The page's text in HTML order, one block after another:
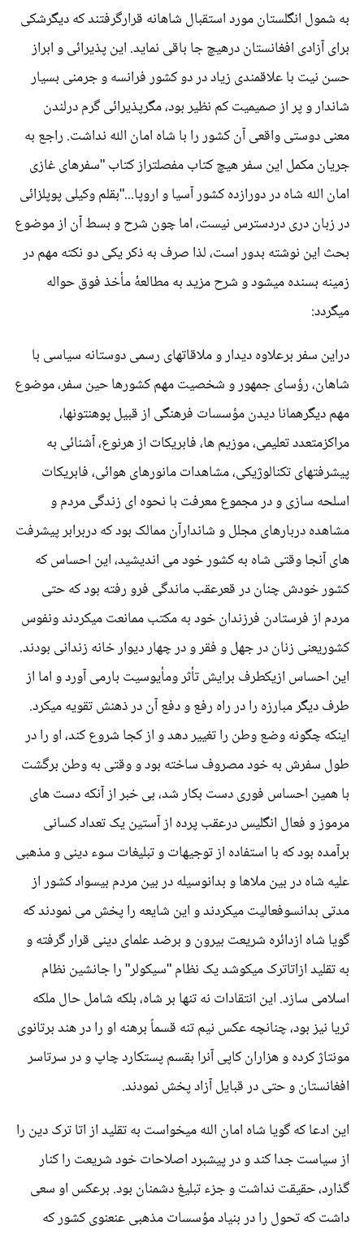
به شمول انگلستان مورد استقبال شاهانه قرارگرفتند که دیگرشکی
برای آزادی افغانستان درهیچ جا باقی نماید. این پذیرائی و ابراز
حسن نیت با علاقمندی زیاد در دو کشور فرانسه و جرمنی بسیار
شاندار و پر از صمیمیت کم نظیر بود، مگرپذیرائی گرم درلندن
معنی دوستی واقعی آن کشور را با شاه امان الله نداشت. راجع به
جریان مکمل این سفر هیچ کتاب مفصلتراز کتاب "سفرهای غازی
امان الله شاه در دورازده کشور آسیا و اروپا..."بقلم وکیلی پوپلزائی
در زبان دری دردسترس نیست، اما چون شرح و بسط آن از موضوع
بحث این نوشته بدور است، لذا صرف به ذکر یکی دو نکته مهم در
زمینه بسنده میشود و شرح مزید به مطالعۀ مأخذ فوق حواله
میگردد:
دراین سفر برعلاوه دیدار و ملاقاتهای رسمی دوستانه سیاسی با
شاهان، رؤسای جمهور و شخصیت مهم کشورها حین سفر، موضوع
مهم دیگرهمانا دیدن مؤسسات فرهنگی از قبیل پوهنتونها،
مراکزمتعدد تعلیمی، موزیم ها، فابریکات از هرنوع، آشنائی به
پیشرفتهای تکنالوژیکی، مشاهدات مانورهای هوائی، فابریکات
اسلحه سازی و در مجموع معرفت با نحوه ای زندگی مردم و
مشاهده دربارهای مجلل و شاندارآن ممالک بود که دربرابر پیشرفت
های آنجا وقتی شاه به کشور خود می اندیشید، این احساس که
کشور خودش چنان در قعرعقب ماندگی فرو رفته بود که حتی
مردم از فرستادن فرزندان خود به مکتب ممانعت میکردند ونفوس
کشوریعنی زنان در جهل و فقر و در چهار دیوار خانه زندانی بودند.
این احساس ازیکطرف برایش تأثر ومأیوسیت بارمی آورد و اما از
طرف دیگر مبارزه را در راه رفع و دفع آن در ذهنش تقویه میکرد.
اینکه چگونه وضع وطن را تغییر دهد و از کجا شروع کند، او را در
طول سفرش به خود مصروف ساخته بود و وقتی به وطن برگشت
با همین احساس فوری دست بکار شد، بی خبر از آنکه دست های
مرموز و فعال انگلیس درعقب پرده از آستین یک تعداد کسانی
برآمده بود که با استفاده از توجیهات و تبلیغات سوء دینی و مذهبی
علیه شاه در بین ملاها و بدانوسیله در بین مردم بیسواد کشور از
مدتی بدانسوفعالیت میکردند و این شایعه را پخش می نمودند که
گویا شاه ازدائره شریعت بیرون و برضد علمای دینی قرار گرفته و
به تقلید ازاتاترک میکوشد یک نظام "سیکولر" را جانشین نظام
اسلامی سازد. این انتقادات نه تنها بر شاه، بلکه شامل حال ملکه
ثریا نیز بود، چنانچه عکس نیم تنه قسماً برهنه او را در هند برتانوی
مونتاژ کرده و هزاران کاپی آنرا بقسم پستکارد چاپ و در سرتاسر
افغانستان و حتی در قبایل آزاد پخش نمودند.
این ادعا که گویا شاه امان الله میخواست به تقلید از اتا ترک دین را
از سیاست جدا کند و در پیشبرد اصلاحات خود شریعت را کنار
گذارد، حقیقت نداشت و جزء تبلیغ دشمنان بود. برعکس او سعی
داشت که تحول را در بنیاد مؤسسات مذهبی عنعنوی کشور که